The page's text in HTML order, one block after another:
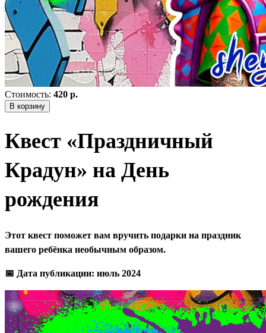
Стоимость: 420 р.
В корзину
Квест «Праздничный
Крадун» на День
рождения
Этот квест поможет вам вручить подарки на праздник
вашего ребёнка необычным образом.
📅 Дата публикации: июль 2024